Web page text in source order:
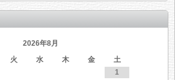
2026年8月
火 水 木 金
土
1